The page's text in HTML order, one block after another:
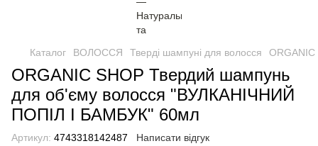
Каталог ВОЛОССЯ Тверді шампуні для волосся
ORGANIC SHOP Твердий шампунь
для об'єму волосся "ВУЛКАНІЧНИЙ
ПОПІЛ І БАМБУК" 60мл
Артикул: 4743318142487 Написати відгук